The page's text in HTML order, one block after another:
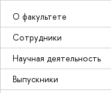
О факультете
Сотрудники
Научная деятельность
Выпускники